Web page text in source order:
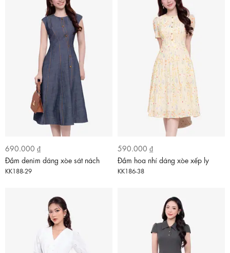
690.000 ₫
Đầm denim dáng xòe sát nách
KK188-29
590.000 ₫
Đầm hoa nhí dáng xòe xếp ly
KK186-38